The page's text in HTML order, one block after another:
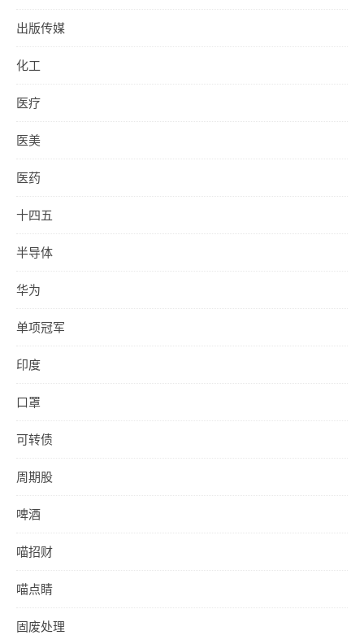
出版传媒
化工
医疗
医美
医药
十四五
半导体
华为
单项冠军
印度
口罩
可转债
周期股
啤酒
喵招财
喵点睛
固废处理